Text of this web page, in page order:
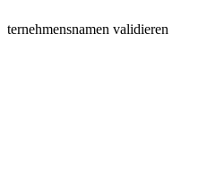
Unternehmensnamen validieren